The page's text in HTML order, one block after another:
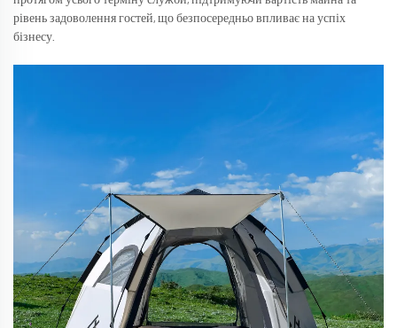
рівень задоволення гостей, що безпосередньо впливає на успіх
бізнесу.